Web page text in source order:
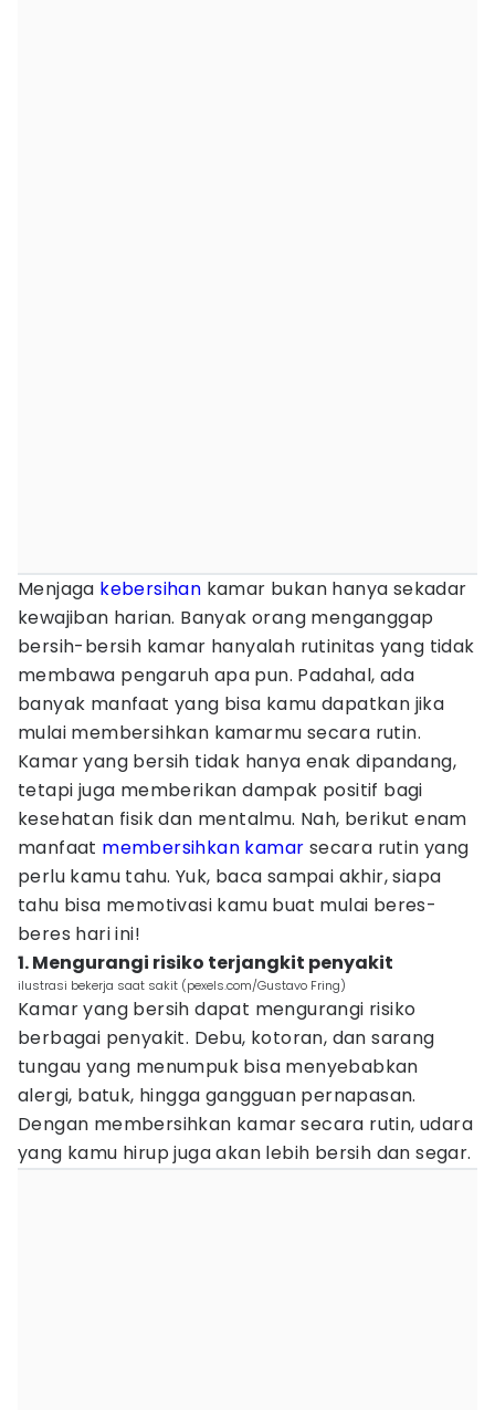
Menjaga kebersihan kamar bukan hanya sekadar
kewajiban harian. Banyak orang menganggap
bersih-bersih kamar hanyalah rutinitas yang tidak
membawa pengaruh apa pun. Padahal, ada
banyak manfaat yang bisa kamu dapatkan jika
mulai membersihkan kamarmu secara rutin.
Kamar yang bersih tidak hanya enak dipandang,
tetapi juga memberikan dampak positif bagi
kesehatan fisik dan mentalmu. Nah, berikut enam
manfaat membersihkan kamar secara rutin yang
perlu kamu tahu. Yuk, baca sampai akhir, siapa
tahu bisa memotivasi kamu buat mulai beres-
beres hari ini!
1. Mengurangi risiko terjangkit penyakit
ilustrasi bekerja saat sakit (pexels.com/Gustavo Fring)
Kamar yang bersih dapat mengurangi risiko
berbagai penyakit. Debu, kotoran, dan sarang
tungau yang menumpuk bisa menyebabkan
alergi, batuk, hingga gangguan pernapasan.
Dengan membersihkan kamar secara rutin, udara
yang kamu hirup juga akan lebih bersih dan segar.